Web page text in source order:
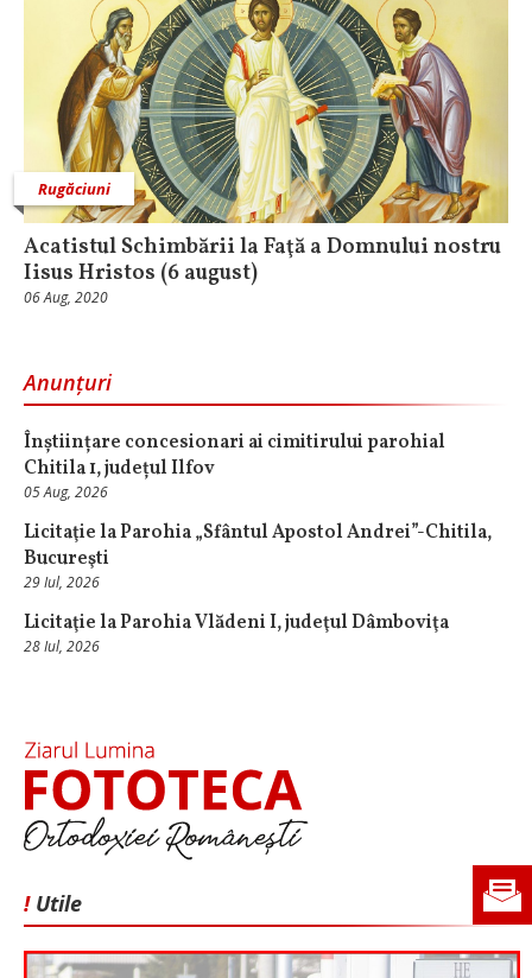
! Utile
Rugăciuni
Acatistul Schimbării la Faţă a Domnului nostru
Iisus Hristos (6 august)
06 Aug, 2020
Anunțuri
Înștiințare concesionari ai cimitirului parohial
Chitila 1, județul Ilfov
05 Aug, 2026
Licitaţie la Parohia „Sfântul Apostol Andrei”-Chitila,
Bucureşti
29 Iul, 2026
Licitaţie la Parohia Vlădeni I, judeţul Dâmboviţa
28 Iul, 2026